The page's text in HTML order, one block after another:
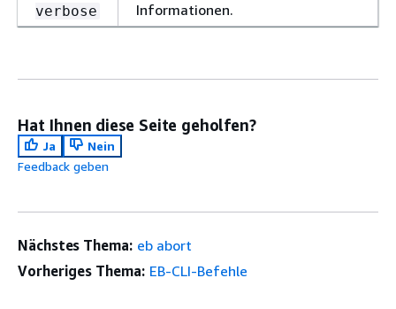
verbose
Informationen.
Hat Ihnen diese Seite geholfen?
Ja
Nein
Feedback geben
Nächstes Thema: eb abort
Vorheriges Thema: EB-CLI-Befehle